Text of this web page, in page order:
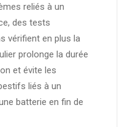
reliés à un
des tests
vérifient en plus la
prolonge la durée
et évite les
liés à un
batterie en fin de